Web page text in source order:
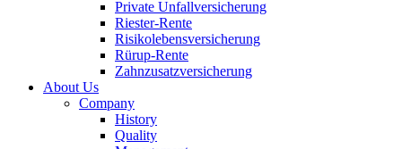
Private Unfallversicherung
Riester-Rente
Risikolebensversicherung
Rürup-Rente
Zahnzusatzversicherung
About Us
Company
History
Quality